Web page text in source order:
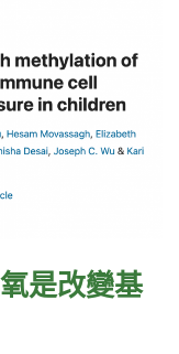
是改變基